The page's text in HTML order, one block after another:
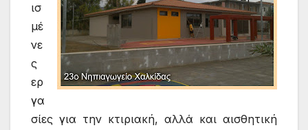
ισ
μέ
νε
ς
ερ
γα
σίες για την κτιριακή, αλλά και αισθητική